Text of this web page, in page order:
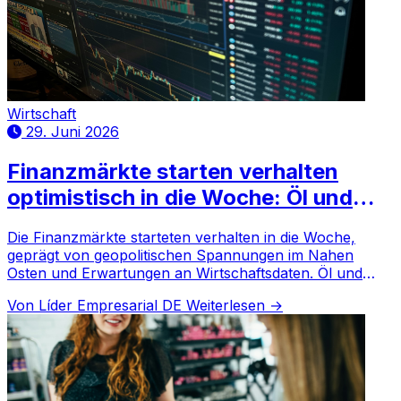
Wirtschaft
29. Juni 2026
Finanzmärkte starten verhalten
optimistisch in die Woche: Öl und
Die Finanzmärkte starteten verhalten in die Woche,
geprägt von geopolitischen Spannungen im Nahen
Osten und Erwartungen an Wirtschaftsdaten. Öl und
Von Líder Empresarial DE Weiterlesen →